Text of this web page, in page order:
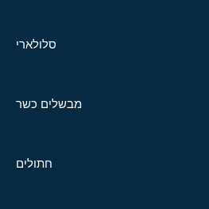
סלולארי
מבשלים כשר
חתולים